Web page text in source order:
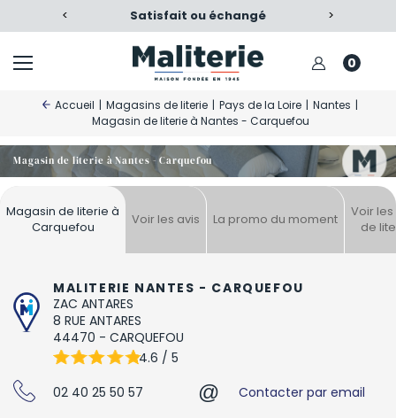
< Satisfait ou échangé >
0
Accueil | Magasins de literie | Pays de la Loire | Nantes |
Magasin de literie à Nantes - Carquefou
Magasin de literie à Nantes - Carquefou
Magasin de literie à
Carquefou
Voir les avis La promo du moment
Voir
de
MALITERIE NANTES - CARQUEFOU
ZAC ANTARES
8 RUE ANTARES
44470 - CARQUEFOU
4.6 / 5
02 40 25 50 57
@ Contacter par email